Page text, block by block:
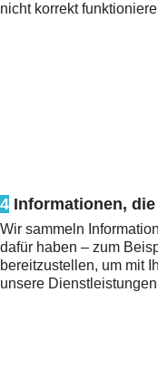
nicht korrekt
4 Informationen,
Wir sammeln
dafür haben – zum
bereitzustellen, um mit
unsere